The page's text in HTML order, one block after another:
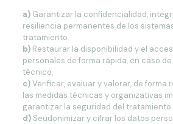
a)Garantizar la confidencialidad,
resiliencia permanentes de los
tratamiento.
b)Restaurar la disponibilidad y el
personales de forma rápida, en caso
técnico.
c)Verificar, evaluar y valorar, de forma
las medidas técnicas y organizativas
garantizar la seguridad del tratamiento.
d)Seudonimizar y cifrar los datos